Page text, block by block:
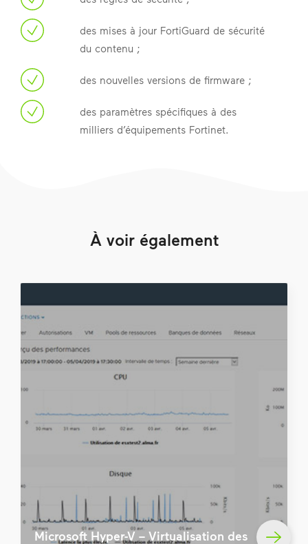
des mises à jour FortiGuard de sécurité
du contenu ;
des nouvelles versions de firmware ;
des paramètres spécifiques à des
milliers d’équipements Fortinet.
À voir également
Microsoft Hyper-V – Virtualisation des